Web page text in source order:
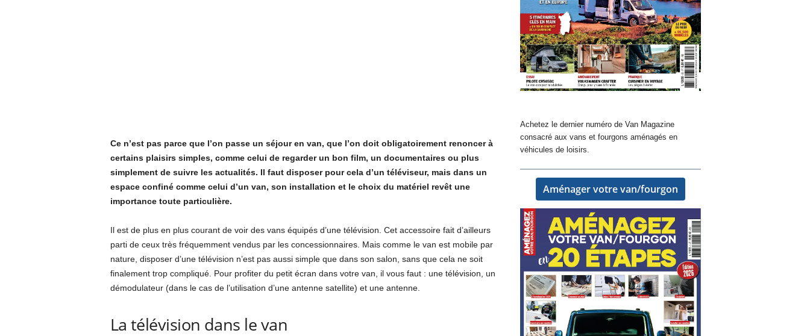
Ce n’est pas parce que l’on passe un séjour en van, que l’on doit obligatoirement renoncer à
certains plaisirs simples, comme celui de regarder un bon film, un documentaires ou plus
simplement de suivre les actualités. Il faut disposer pour cela d’un téléviseur, mais dans un
espace confiné comme celui d’un van, son installation et le choix du matériel revêt une
importance toute particulière.
Il est de plus en plus courant de voir des vans équipés d’une télévision. Cet accessoire fait d’ailleurs
parti de ceux très fréquemment vendus par les concessionnaires. Mais comme le van est mobile par
nature, disposer d’une télévision n’est pas aussi simple que dans son salon, sans que cela ne soit
finalement trop compliqué. Pour profiter du petit écran dans votre van, il vous faut : une télévision, un
démodulateur (dans le cas de l’utilisation d’une antenne satellite) et une antenne.
La télévision dans le van
Achetez le dernier numéro de Van Magazine
consacré aux vans et fourgons aménagés en
véhicules de loisirs.
Aménager votre van/fourgon